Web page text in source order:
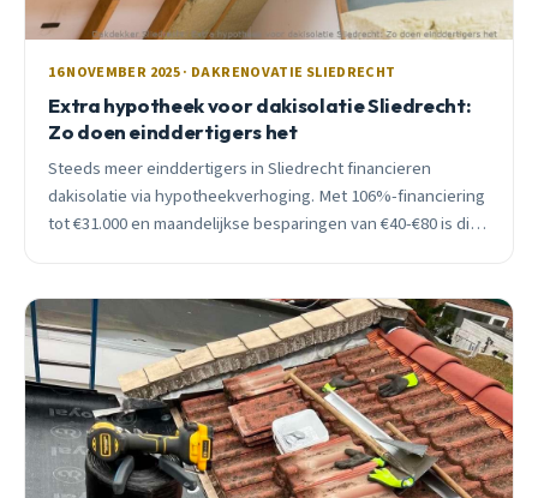
16 NOVEMBER 2025 · DAKRENOVATIE SLIEDRECHT
Extra hypotheek voor dakisolatie Sliedrecht:
Zo doen einddertigers het
Steeds meer einddertigers in Sliedrecht financieren
dakisolatie via hypotheekverhoging. Met 106%-financiering
tot €31.000 en maandelijkse besparingen van €40-€80 is dit